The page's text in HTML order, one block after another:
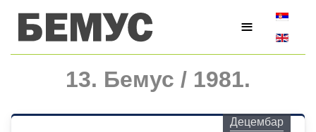
≡
13. Бемус / 1981.Четвртак
Децембар